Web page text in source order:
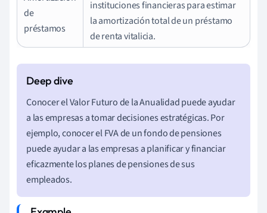
de
préstamos
instituciones financieras para estimar
la amortización total de un préstamo
de renta vitalicia.
Conocer el Valor Futuro de la Anualidad puede ayudar
a las empresas a tomar decisiones estratégicas. Por
ejemplo, conocer el FVA de un fondo de pensiones
puede ayudar a las empresas a planificar y financiar
eficazmente los planes de pensiones de sus
empleados.